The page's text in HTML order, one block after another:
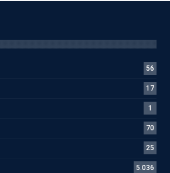
56
17
1
70
25
5.036